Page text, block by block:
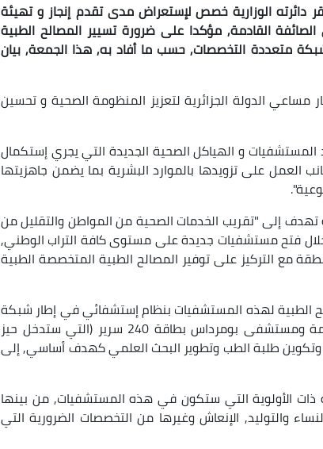
دائرته الوزارية خصص لإستعراض مدى تقدم إنجاز و تهيئة
القادمة, مؤكدا على ضرورة تسيير المصالح الطبية
متعددة التخصصات, حسب ما أفاد به, هذا الجمعة, بيان
الدولة الجزائرية لتعزيز المنظومة الصحية و تحسين
و الهياكل الصحية الجديدة التي يجري إستكمال
العمل على تزويدها بالموارد البشرية بما يضمن جاهزيتها
إلى "تقريب الخدمات الصحية من المواطن والتقليل من
فتح مستشفيات جديدة على مستوى كافة التراب الوطني,
مع التركيز على توفير المصالح الطبية المتخصصة الطبية
الطبية لهذه المستشفيات بنظام إستشفائي في إطار شبكة
متعددة التخصصات, بما فيها مستشفيات العاصمة ومستشفى بومرداس بطاقة 240 سرير (التي ستدخل حيز
طلبة الطب وتطوير البحث العلمي كهدف أساسي, إلى
ذات الأولوية التي ستكون في هذه المستشفيات, من بينها
والتوليد, الإنعاش وغيرها من التخصصات الضرورية التي